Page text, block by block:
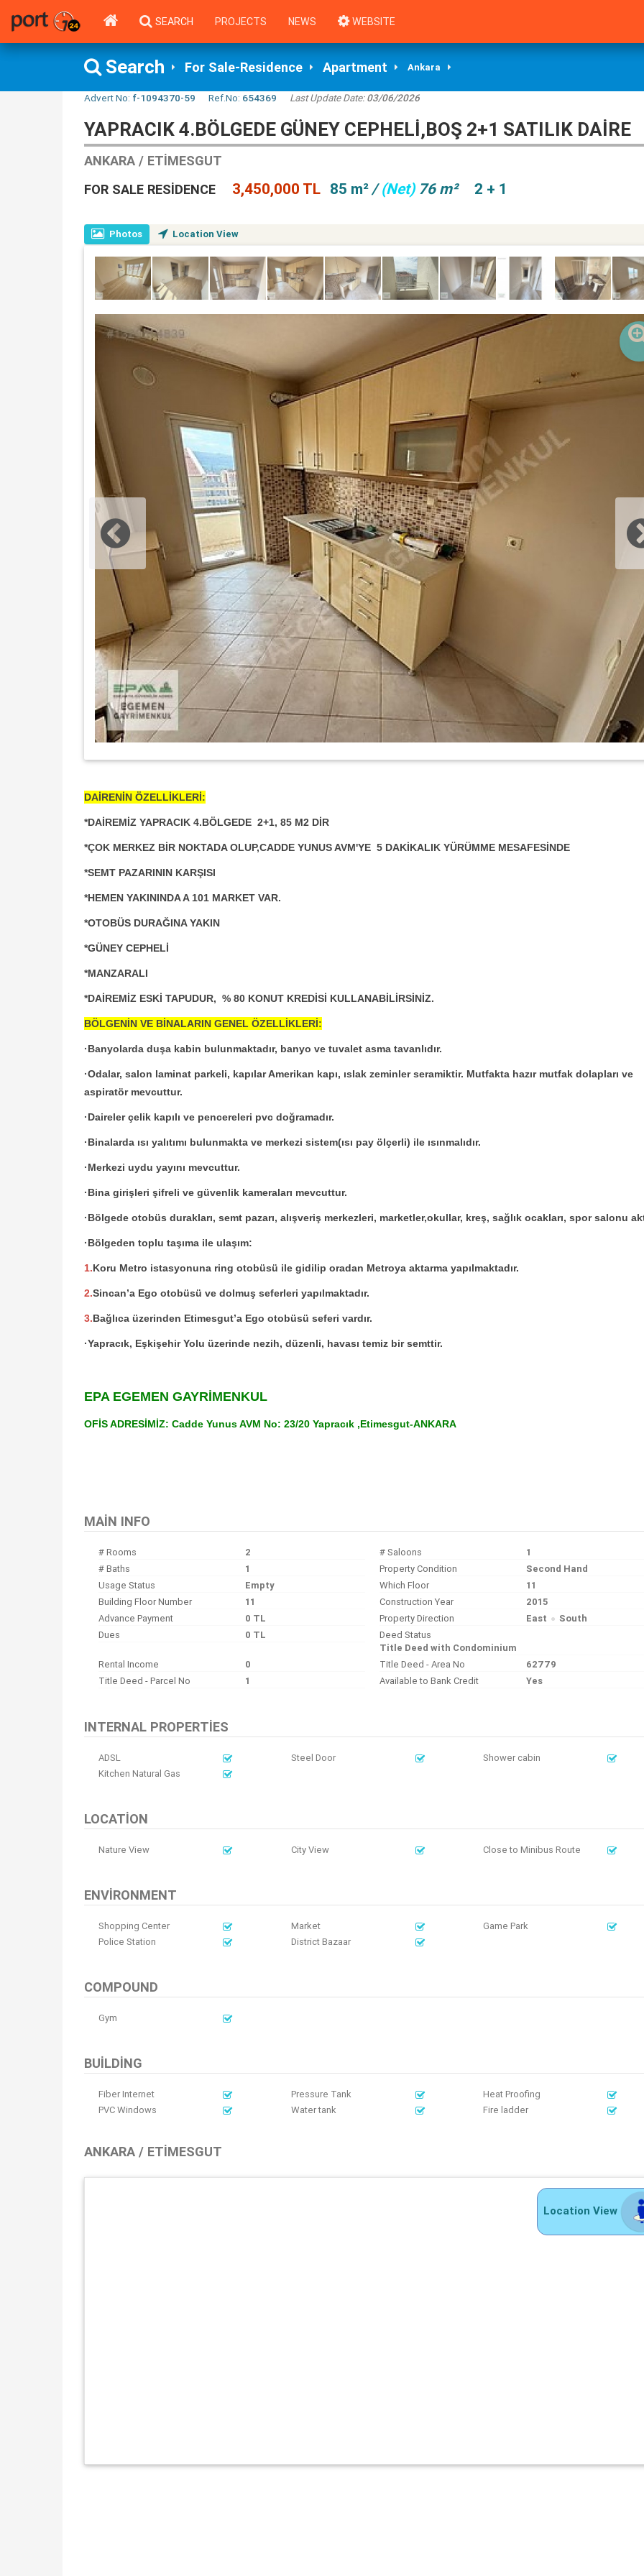
SEARCH PROJECTS NEWS WEBSITE
Search For Sale-Residence Apartment Ankara
Advert No: f-1094370-59 Ref.No: 654369 Last Update Date:03/06/2026
YAPRACIK 4.BÖLGEDE GÜNEY CEPHELİ,BOŞ 2+1 SATILIK DAİRE
ANKARA / ETIMESGUT
FOR SALE RESIDENCE
3,450,000 TL 85 m²/(Net)76 m² 2 + 1
Photos Location View
DAİRENİN ÖZELLİKLERİ:
*DAİREMİZ YAPRACIK 4.BÖLGEDE 2+1, 85 M2 DİR
*ÇOK MERKEZ BİR NOKTADA OLUP,CADDE YUNUS AVM'YE 5 DAKİKALIK YÜRÜMME MESAFESİNDE
*SEMT PAZARININ KARŞISI
*HEMEN YAKININDA A 101 MARKET VAR.
*OTOBÜS DURAĞINA YAKIN
*GÜNEY CEPHELİ
*MANZARALI
*DAİREMİZ ESKİ TAPUDUR, % 80 KONUT KREDİSİ KULLANABİLİRSİNİZ.
BÖLGENİN VE BİNALARIN GENEL ÖZELLİKLERİ:
·Banyolarda duşa kabin bulunmaktadır, banyo ve tuvalet asma tavanlıdır.
·Odalar, salon laminat parkeli, kapılar Amerikan kapı, ıslak zeminler seramiktir. Mutfakta hazır mutfak dolapları ve
aspiratör mevcuttur.
·Daireler çelik kapılı ve pencereleri pvc doğramadır.
·Binalarda ısı yalıtımı bulunmakta ve merkezi sistem(ısı pay ölçerli) ile ısınmalıdır.
·Merkezi uydu yayını mevcuttur.
·Bina girişleri şifreli ve güvenlik kameraları mevcuttur.
·Bölgede otobüs durakları, semt pazarı, alışveriş merkezleri, marketler,okullar, kreş, sağlık ocakları, spor salonu
·Bölgeden toplu taşıma ile ulaşım:
1.Koru Metro istasyonuna ring otobüsü ile gidilip oradan Metroya aktarma yapılmaktadır.
2.Sincan’a Ego otobüsü ve dolmuş seferleri yapılmaktadır.
3.Bağlıca üzerinden Etimesgut’a Ego otobüsü seferi vardır.
·Yapracık, Eşkişehir Yolu üzerinde nezih, düzenli, havası temiz bir semttir.
EPA EGEMEN GAYRİMENKUL
OFİS ADRESİMİZ: Cadde Yunus AVM No: 23/20 Yapracık ,Etimesgut-ANKARA
MAIN INFO
# Rooms 2 # Saloons
1
# Baths
1 Property Condition
Second Hand
Usage Status
Empty Which Floor
11
Building Floor Number
11 Construction Year
2015
Advance Payment
0 TL Property Direction East
South
Dues
0 TL
Deed Status
Title Deed with Condominium
Rental Income
0 Title Deed - Area No
62779
Title Deed - Parcel No
1 Available to Bank Credit Yes
INTERNAL PROPERTIES
ADSL Steel Door
Shower cabin
Kitchen Natural Gas
LOCATION
Nature View City View Close to Minibus Route
ENVIRONMENT
Shopping Center Market
Game Park
Police Station
District Bazaar
COMPOUND
Gym
BUILDING
Fiber Internet Pressure Tank
Heat Proofing
PVC Windows
Water tank Fire ladder
ANKARA / ETIMESGUT
Location View